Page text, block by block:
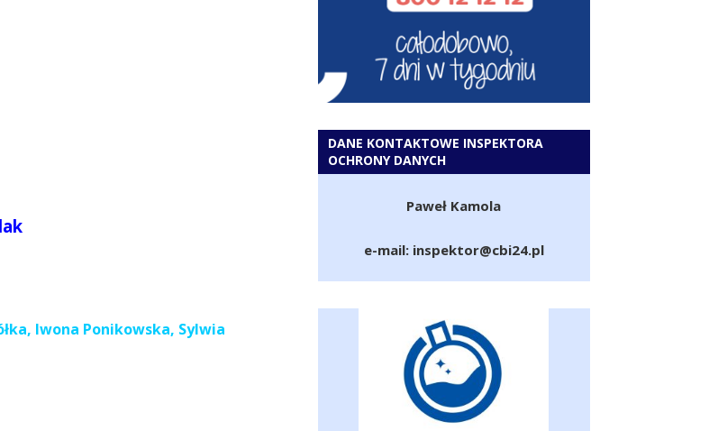
Iwona Ponikowska, Sylwia
DANE KONTAKTOWE INSPEKTORA
OCHRONY DANYCH
Paweł Kamola
e-mail: inspektor@cbi24.pl